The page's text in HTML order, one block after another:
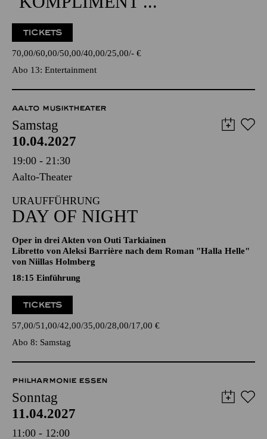
ENTERTAINMENT
GÖTZ ALSMANN
"KOMPLIMENT ..."
TICKETS
70,00 60,00 50,00 40,00 25,00 -€
Abo 13: Entertainment
AALTO MUSIKTHEATER
Samstag
10.04.2027
19:00 - 21:30
Aalto-Theater
URAUFFÜHRUNG
DAY OF NIGHT
Oper in drei Akten von Outi Tarkiainen
von Niillas Holmberg
18:15 Einführung
TICKETS
57,00 51,00 42,00 35,00 28,00 17,00€
Abo 8: Samstag
PHILHARMONIE ESSEN
Sonntag